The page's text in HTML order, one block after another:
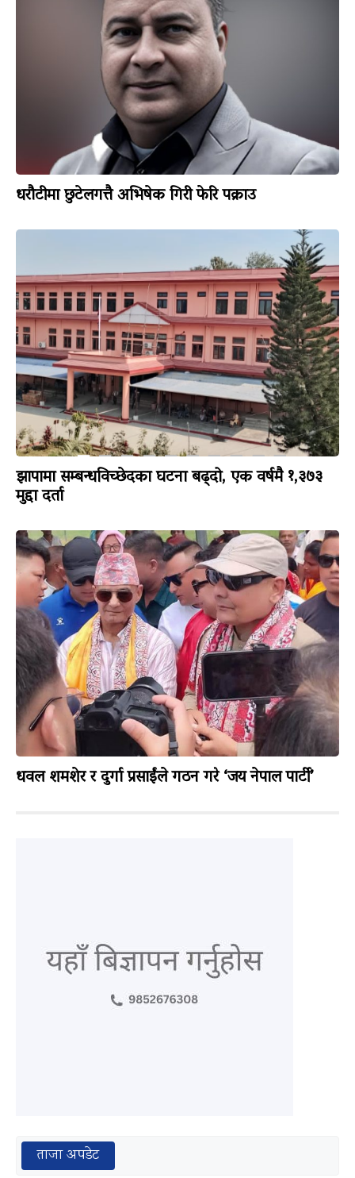
धरौटीमा छुटेलगत्तै अभिषेक गिरी फेरि पक्राउ
झापामा सम्बन्धविच्छेदका घटना बढ्दो, एक वर्षमै १,३७३
मुद्दा दर्ता
धवल शमशेर र दुर्गा प्रसाईंले गठन गरे ‘जय नेपाल पार्टी’
ताजा अपडेट